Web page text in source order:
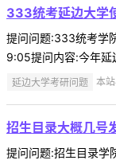
333统考延边大学
提问问题:333统考学
9:05提问内容:今年延
延边大学考研问题 本
招生目录大概几号
提问问题:招生目录